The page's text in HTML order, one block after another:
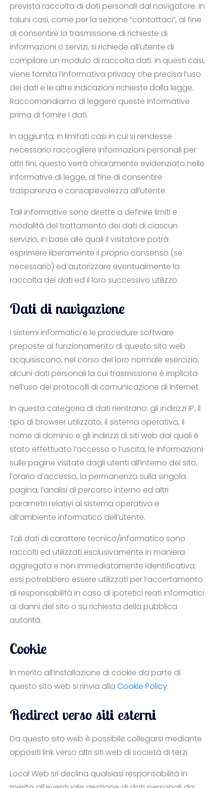
prevista raccolta di dati personali dal navigatore. In
taluni casi, come per la sezione “contattaci”, al fine
di consentire la trasmissione di richieste di
informazioni o servizi, si richiede all’utente di
compilare un modulo di raccolta dati. In questi casi,
viene fornita l’informativa privacy che precisa l’uso
dei dati e le altre indicazioni richieste dalla legge.
Raccomandiamo di leggere queste informative
prima di fornire i dati.
In aggiunta, in limitati casi in cui si rendesse
necessario raccogliere informazioni personali per
altri fini, questo verrà chiaramente evidenziato nelle
informative di legge, al fine di consentire
trasparenza e consapevolezza all’utente.
Tali informative sono dirette a definire limiti e
modalità del trattamento dei dati di ciascun
servizio, in base alle quali il visitatore potrà
esprimere liberamente il proprio consenso (se
necessario) ed autorizzare eventualmente la
raccolta dei dati ed il loro successivo utilizzo.
Dati di navigazione
I sistemi informatici e le procedure software
preposte al funzionamento di questo sito web
acquisiscono, nel corso del loro normale esercizio,
alcuni dati personali la cui trasmissione è implicita
nell’uso dei protocolli di comunicazione di Internet.
In questa categoria di dati rientrano: gli indirizzi IP, il
tipo di browser utilizzato, il sistema operativo, il
nome di dominio e gli indirizzi di siti web dai quali è
stato effettuato l’accesso o l’uscita, le informazioni
sulle pagine visitate dagli utenti all’interno del sito,
l’orario d’accesso, la permanenza sulla singola
pagina, l’analisi di percorso interno ed altri
parametri relativi al sistema operativo e
all’ambiente informatico dell’utente.
Tali dati di carattere tecnico/informatico sono
raccolti ed utilizzati esclusivamente in maniera
aggregata e non immediatamente identificativa;
essi potrebbero essere utilizzati per l’accertamento
di responsabilità in caso di ipotetici reati informatici
ai danni del sito o su richiesta della pubblica
autorità.
Cookie
In merito all’installazione di cookie da parte di
questo sito web si rinvia alla Cookie Policy.
Redirect verso siti esterni
Da questo sito web è possibile collegarsi mediante
appositi link verso altri siti web di società di terzi.
Local Web srl declina qualsiasi responsabilità in